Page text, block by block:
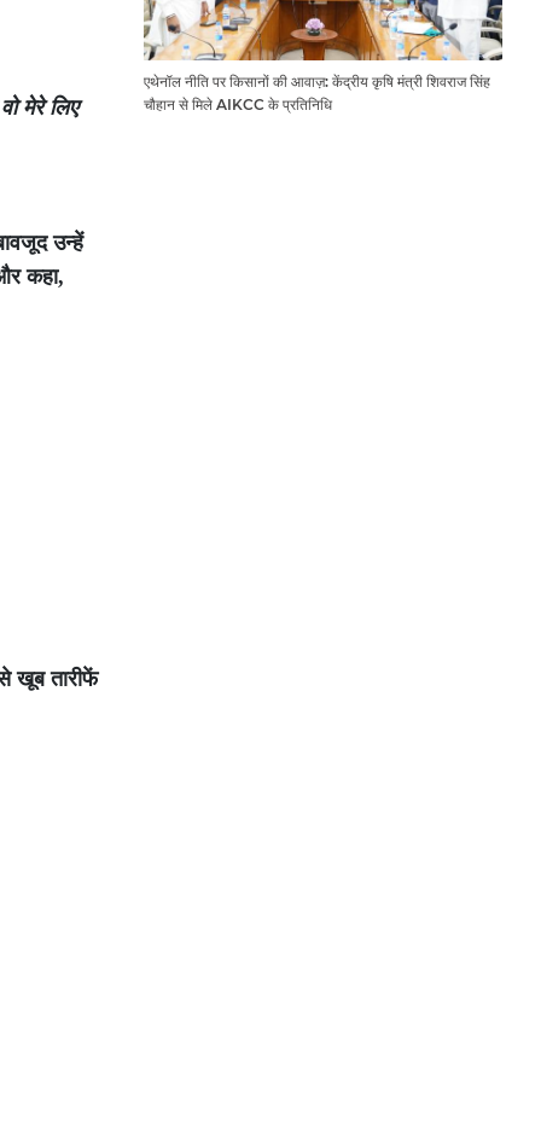
मेरे लिए
उन्हें
कहा,
खूब तारीफें
एथेनॉल नीति पर किसानों की आवाज़: केंद्रीय कृषि मंत्री शिवराज सिंह
चौहान से मिले AIKCC के प्रतिनिधि